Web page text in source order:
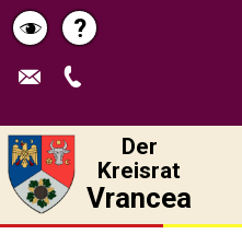
Schimbă
contrastul
Pagina
de
?
Der
Kreisrat
Vrancea